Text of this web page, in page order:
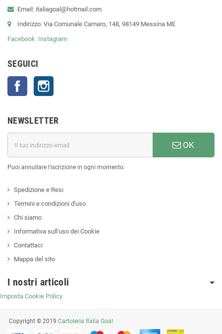
Email: italiagoal@hotmail.com
Indirizzo: Via Comunale Camaro, 148, 98149 Messina ME
Facebook Instagram
SEGUICI
Facebook
NEWSLETTER
OK
Puoi annullare l'iscrizione in ogni momento.
Spedizione e Resi
Termini e condizioni d'uso
Chi siamo
Informativa sull'uso dei Cookie
Contattaci
Mappa del sito
I nostri articoli
Imposta Cookie Policy
Copyright © 2019 Cartoleria Italia Goal